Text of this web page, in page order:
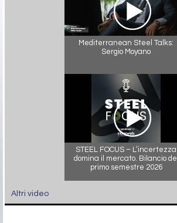
Mediterranean Steel Talks:
Sergio Moyano
STEEL FOCUS – L’incertezza
domina il mercato. Bilancio del
primo semestre 2026
Altri video